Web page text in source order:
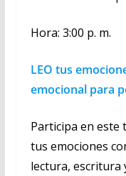
Hora: 3:00 p. m.
LEO tus
emocional para
Participa en este
tus emociones
lectura, escritura